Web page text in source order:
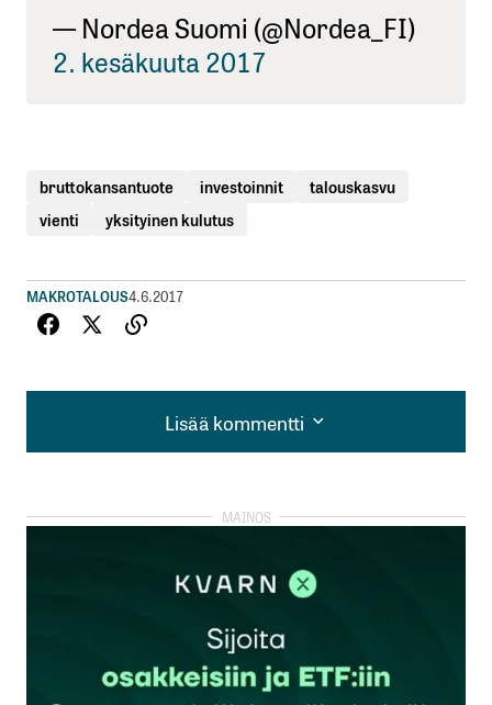
— Nordea Suomi (@Nordea_FI)
2. kesäkuuta 2017
bruttokansantuote investoinnit
talouskasvu
vienti
yksityinen kulutus
MAKROTALOUS4.6.2017
Lisää kommentti
Lisää kommentti
kirjautua
rekisteröityä